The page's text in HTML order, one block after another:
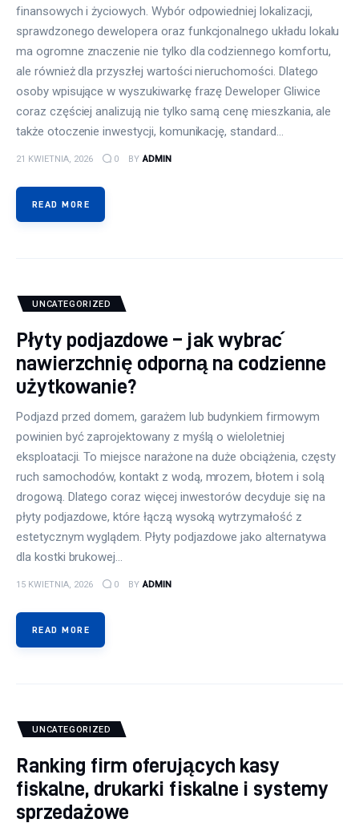
finansowych i życiowych. Wybór odpowiedniej lokalizacji,
sprawdzonego dewelopera oraz funkcjonalnego układu lokalu
ma ogromne znaczenie nie tylko dla codziennego komfortu,
ale również dla przyszłej wartości nieruchomości. Dlatego
osoby wpisujące w wyszukiwarkę frazę Deweloper Gliwice
coraz częściej analizują nie tylko samą cenę mieszkania, ale
także otoczenie inwestycji, komunikację, standard…
21 KWIETNIA, 2026 0 BY ADMIN
READ MORE
UNCATEGORIZED
Płyty podjazdowe – jak wybrać
nawierzchnię odporną na codzienne
użytkowanie?
Podjazd przed domem, garażem lub budynkiem firmowym
powinien być zaprojektowany z myślą o wieloletniej
eksploatacji. To miejsce narażone na duże obciążenia, częsty
ruch samochodów, kontakt z wodą, mrozem, błotem i solą
drogową. Dlatego coraz więcej inwestorów decyduje się na
płyty podjazdowe, które łączą wysoką wytrzymałość z
estetycznym wyglądem. Płyty podjazdowe jako alternatywa
dla kostki brukowej…
15 KWIETNIA, 2026 0 BY ADMIN
READ MORE
UNCATEGORIZED
Ranking firm oferujących kasy
fiskalne, drukarki fiskalne i systemy
sprzedażowe